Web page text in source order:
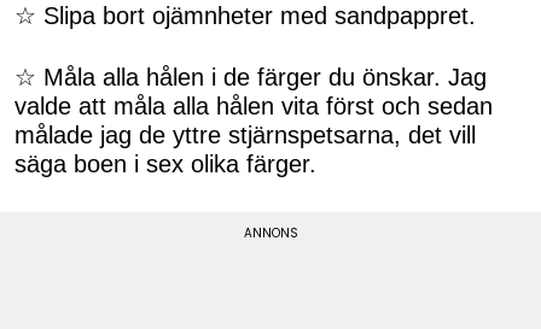
☆ Slipa bort ojämnheter med sandpappret.
☆ Måla alla hålen i de färger du önskar. Jag
valde att måla alla hålen vita först och sedan
målade jag de yttre stjärnspetsarna, det vill
säga boen i sex olika färger.